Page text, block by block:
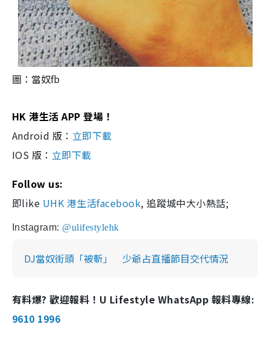
圖：當奴fb
HK 港生活 APP 登場！
Android 版： 立即下載
IOS 版： 立即下載
Follow us:
即like UHK 港生活facebook, 追蹤城中大小熱話;
Instagram: @ulifestylehk
DJ當奴街頭「被斬」 少爺占直播節目交代情況
有料爆? 歡迎報料！U Lifestyle WhatsApp 報料專線:
9610 1996